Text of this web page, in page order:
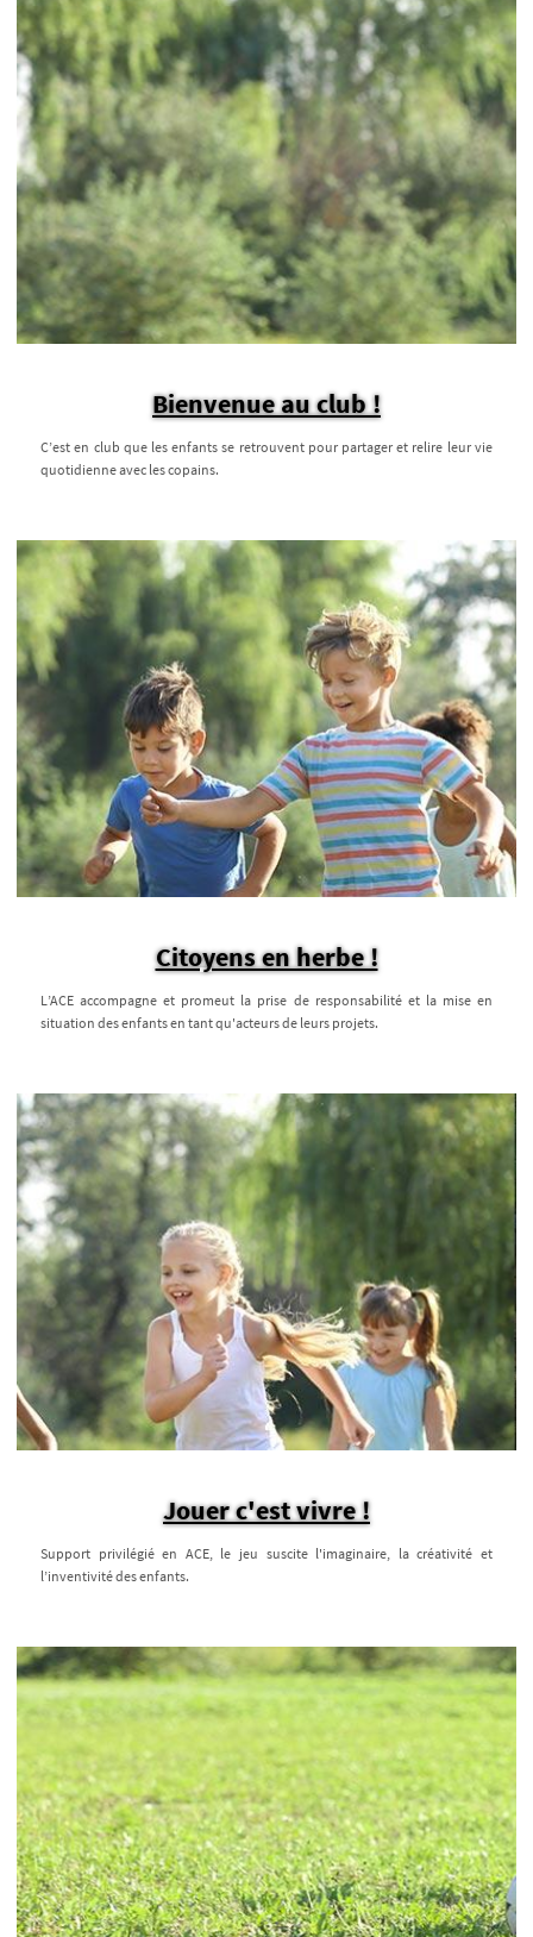
Bienvenue au club !
C’est en club que les enfants se retrouvent pour partager et relire leur vie
quotidienne avec les copains.
Citoyens en herbe !
L’ACE accompagne et promeut la prise de responsabilité et la mise en
situation des enfants en tant qu'acteurs de leurs projets.
Jouer c'est vivre !
Support privilégié en ACE, le jeu suscite l'imaginaire, la créativité et
l’inventivité des enfants.